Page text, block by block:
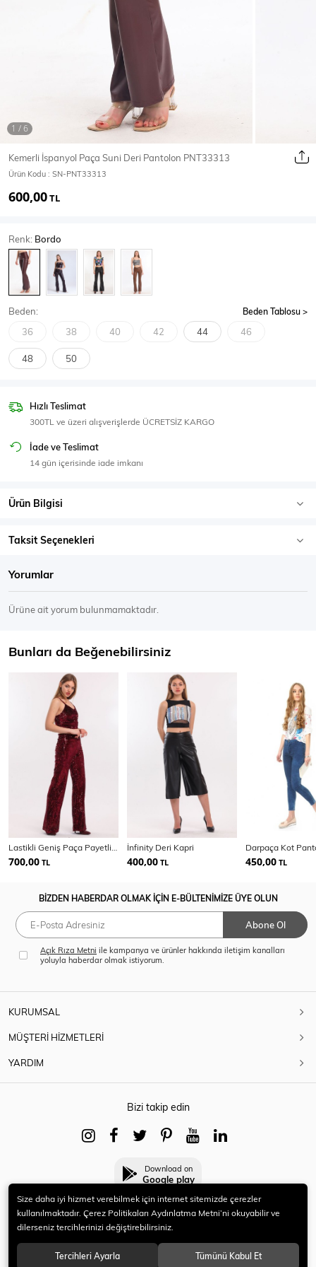
Mont & Kaban
T-Shirt
Body Atlet
SPOR GİYİM
Eşofman Üstü
Kemerli İspanyol Paça Suni Deri Pantolon PNT33313
Ürün Kodu : SN-PNT33313
600,00TL
Renk: Bordo
Beden: Beden Tablosu
36 38 40 42 44 46
48 50
Hızlı Teslimat
300TL ve üzeri alışverişlerde ÜCRETSİZ KARGO
İade ve Teslimat
14 gün içerisinde iade imkanı
Ürün Bilgisi
Taksit Seçenekleri
Yorumlar
Ürüne ait yorum bulunmamaktadır.
Bunları da Beğenebilirsiniz
700,00 TL
İnfinity Deri Kapri
400,00 TL 450,00 TL
BİZDEN HABERDAR OLMAK İÇİN E-BÜLTENİMİZE ÜYE OLUN
Abone Ol
Açık Rıza Metni ile kampanya ve ürünler hakkında iletişim kanalları
yoluyla haberdar olmak istiyorum.
KURUMSAL
MÜŞTERİ HİZMETLERİ
YARDIM
Bizi takip edin
Download on
Google play
© 2021 HERYENİ. Tüm hakları saklıdır.
Size daha iyi hizmet verebilmek için internet sitemizde çerezler
kullanılmaktadır. Çerez Politikaları Aydınlatma Metni’ni okuyabilir ve
dilerseniz tercihlerinizi değiştirebilirsiniz.
Tercihleri Ayarla Tümünü Kabul Et